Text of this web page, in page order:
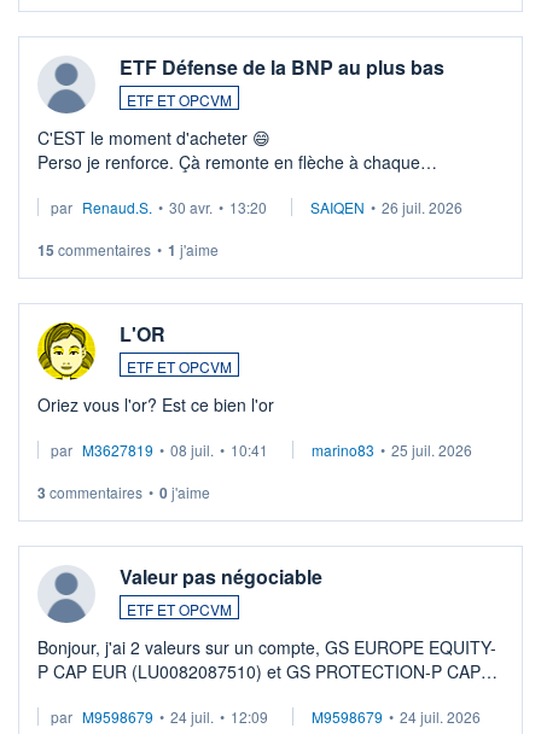
ETF Défense de la BNP au plus bas
ETF ET OPCVM
C'EST le moment d'acheter 😄​
Perso je renforce. Çà remonte en flèche à chaque
Investissement long terme tip top pour sa retraite.
par Renaud.S. • 30 avr. • 13:20 SAIQEN • 26 juil. 2026
15 commentaires • 1 j'aime
L'OR
ETF ET OPCVM
Oriez vous l'or? Est ce bien l'or
par M3627819 • 08 juil. • 10:41 marino83 • 25 juil. 2026
3 commentaires • 0j'aime
Valeur pas négociable
ETF ET OPCVM
Bonjour, j'ai 2 valeurs sur un compte, GS EUROPE EQUITY-
P CAP EUR (LU0082087510) et GS PROTECTION-P CAP
veux procéder à la vente, on me signale ...
par M9598679 • 24 juil. • 12:09 M9598679 • 24 juil. 2026